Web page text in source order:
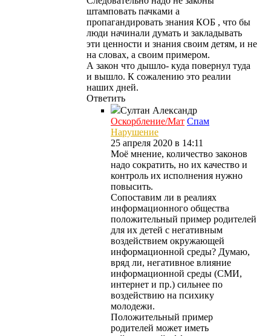
штамповать пачками а
пропагандировать знания КОБ , что бы
люди начинали думать и закладывать
эти ценности и знания своим детям, и не
на словах, а своим примером.
А закон что дышло- куда повернул туда
и вышло. К сожалению это реалии
наших дней.
Ответить
Султан Александр
Оскорбление/Мат Спам
Нарушение
25 апреля 2020 в 14:11
Моё мнение, количество законов
надо сократить, но их качество и
контроль их исполнения нужно
повысить.
Сопоставим ли в реалиях
информационного общества
положительный пример родителей
для их детей с негативным
воздействием окружающей
информационной среды? Думаю,
вряд ли, негативное влияние
информационной среды (СМИ,
интернет и пр.) сильнее по
воздействию на психику
молодежи.
Положительный пример
родителей может иметь